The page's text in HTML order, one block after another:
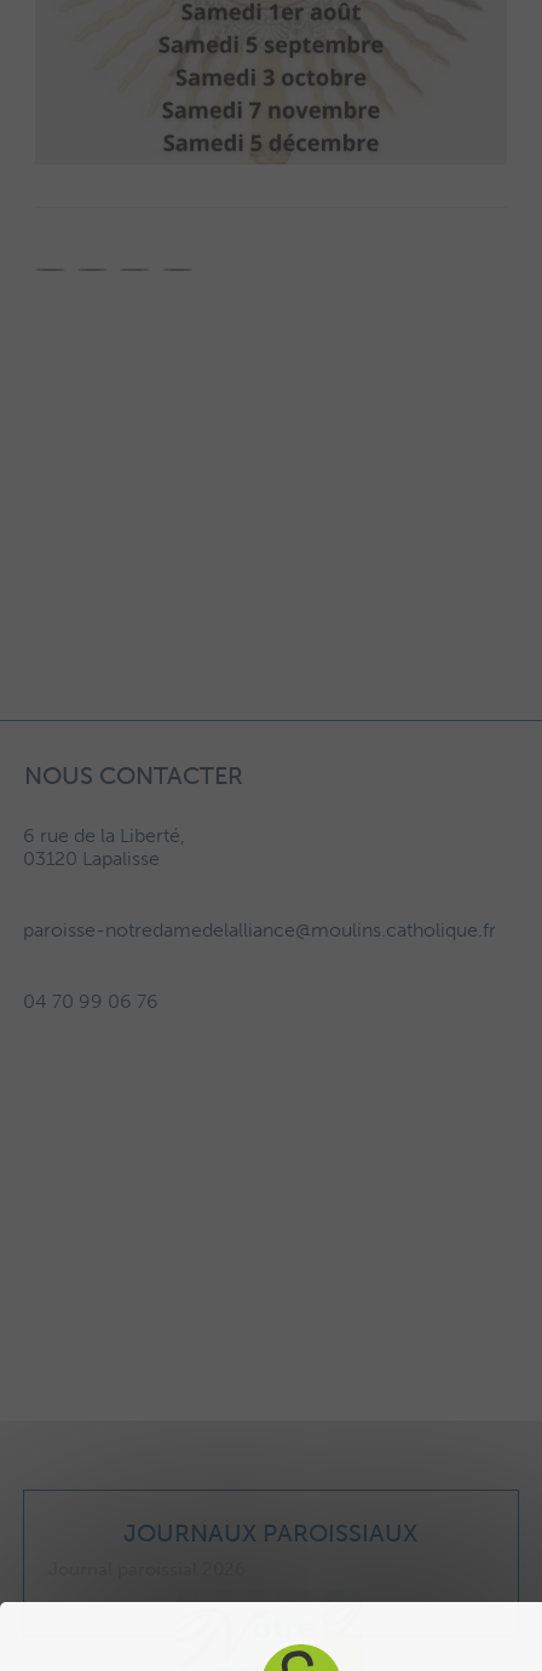
NOUS CONTACTER
6 rue de la Liberté,
03120 Lapalisse
paroisse-notredamedelalliance@moulins.catholique.fr
04 70 99 06 76
JOURNAUX PAROISSIAUX